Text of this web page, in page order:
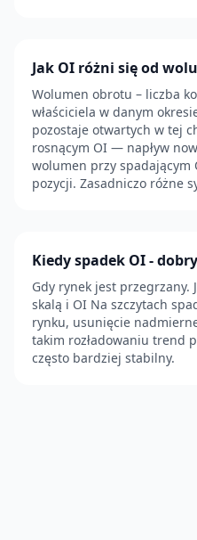
Jak OI różni się od
Wolumen obrotu – liczba
właściciela w danym
pozostaje otwartych w tej
rosnącym OI — napływ
wolumen przy
pozycji. Zasadniczo różne
Kiedy spadek OI -
Gdy rynek jest przegrzany.
skalą i OI Na szczytach
rynku, usunięcie
takim rozładowaniu trend
często bardziej stabilny.